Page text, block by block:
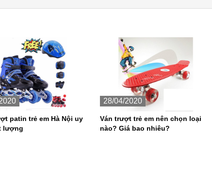
patin trẻ em Hà Nội uy
lượng
28/04/2020
Ván trượt trẻ em nên chọn loại
nào? Giá bao nhiêu?